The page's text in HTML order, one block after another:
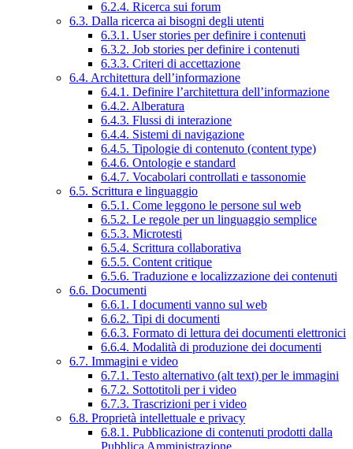
6.2.4. Ricerca sui forum
6.3. Dalla ricerca ai bisogni degli utenti
6.3.1. User stories per definire i contenuti
6.3.2. Job stories per definire i contenuti
6.3.3. Criteri di accettazione
6.4. Architettura dell’informazione
6.4.1. Definire l’architettura dell’informazione
6.4.2. Alberatura
6.4.3. Flussi di interazione
6.4.4. Sistemi di navigazione
6.4.5. Tipologie di contenuto (content type)
6.4.6. Ontologie e standard
6.4.7. Vocabolari controllati e tassonomie
6.5. Scrittura e linguaggio
6.5.1. Come leggono le persone sul web
6.5.2. Le regole per un linguaggio semplice
6.5.3. Microtesti
6.5.4. Scrittura collaborativa
6.5.5. Content critique
6.5.6. Traduzione e localizzazione dei contenuti
6.6. Documenti
6.6.1. I documenti vanno sul web
6.6.2. Tipi di documenti
6.6.3. Formato di lettura dei documenti elettronici
6.6.4. Modalità di produzione dei documenti
6.7. Immagini e video
6.7.1. Testo alternativo (alt text) per le immagini
6.7.2. Sottotitoli per i video
6.7.3. Trascrizioni per i video
6.8. Proprietà intellettuale e privacy
6.8.1. Pubblicazione di contenuti prodotti dalla
Pubblica Amministrazione